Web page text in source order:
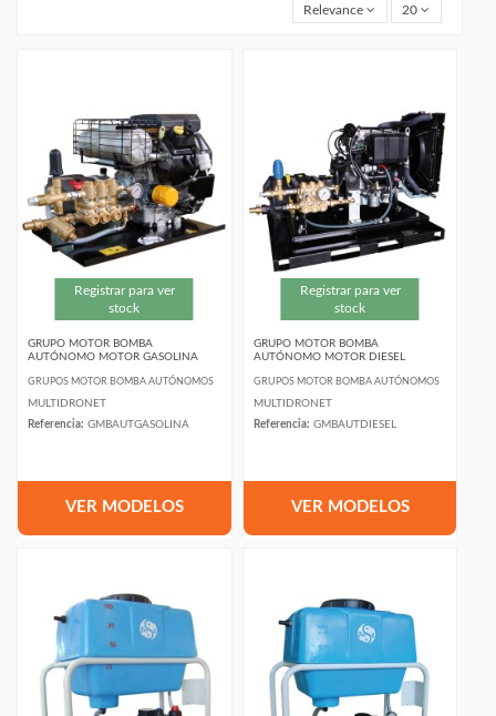
Relevance 20
Registrar para ver
stock
GRUPO MOTOR BOMBA
AUTÓNOMO MOTOR GASOLINA
GRUPOS MOTOR BOMBA AUTÓNOMOS
MULTIDRONET
Referencia: GMBAUTGASOLINA
VER MODELOS
Registrar para ver
stock
GRUPO MOTOR BOMBA
AUTÓNOMO MOTOR DIESEL
GRUPOS MOTOR BOMBA AUTÓNOMOS
MULTIDRONET
Referencia: GMBAUTDIESEL
VER MODELOS